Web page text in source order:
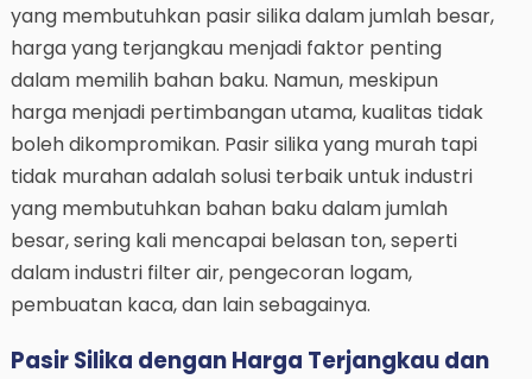
yang membutuhkan pasir silika dalam jumlah besar,
harga yang terjangkau menjadi faktor penting
dalam memilih bahan baku. Namun, meskipun
harga menjadi pertimbangan utama, kualitas tidak
boleh dikompromikan. Pasir silika yang murah tapi
tidak murahan adalah solusi terbaik untuk industri
yang membutuhkan bahan baku dalam jumlah
besar, sering kali mencapai belasan ton, seperti
dalam industri filter air, pengecoran logam,
pembuatan kaca, dan lain sebagainya.
Pasir Silika dengan Harga Terjangkau dan